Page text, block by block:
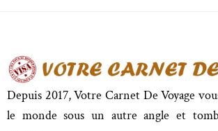
Depuis 2017, Votre Carnet De Voyage
le monde sous un autre angle et